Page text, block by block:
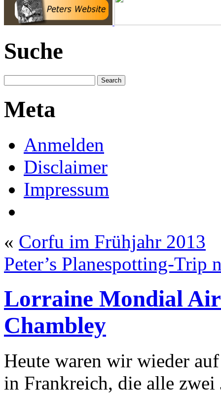
Suche
Meta
Anmelden
Disclaimer
Impressum
« Corfu im Frühjahr 2013
Peter’s Planespotting-Trip
Lorraine Mondial
Chambley
Heute waren wir wieder
in Frankreich, die alle zwei